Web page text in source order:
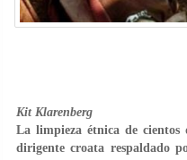
Kit Klarenberg
La limpieza étnica de
dirigente croata respaldado